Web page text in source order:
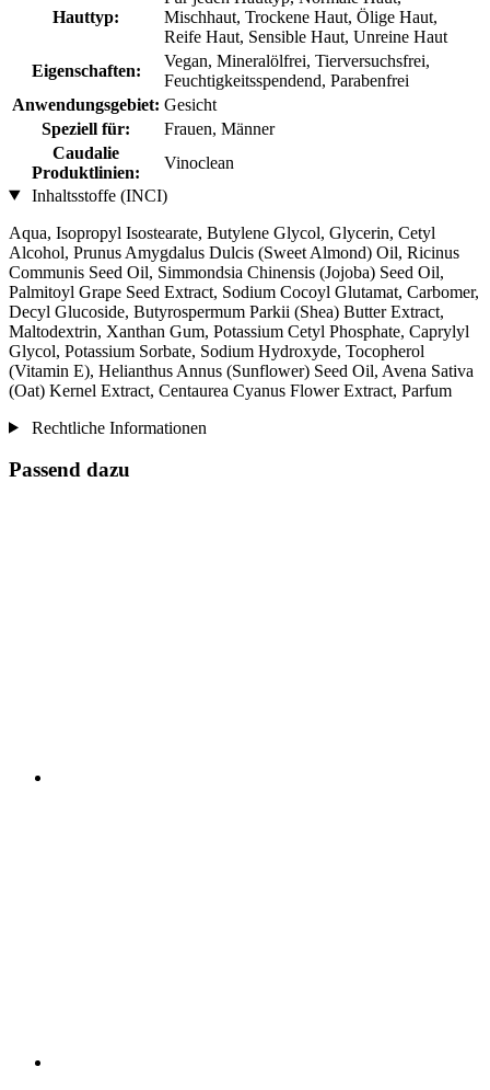
Hauttyp:
Mischhaut, Trockene Haut, Ölige Haut,
Reife Haut, Sensible Haut, Unreine Haut
Eigenschaften:
Vegan, Mineralölfrei, Tierversuchsfrei,
Feuchtigkeitsspendend, Parabenfrei
Anwendungsgebiet: Gesicht
Speziell für:
Frauen, Männer
Caudalie
Produktlinien:
Vinoclean
Inhaltsstoffe (INCI)
Aqua, Isopropyl Isostearate, Butylene Glycol, Glycerin, Cetyl
Alcohol, Prunus Amygdalus Dulcis (Sweet Almond) Oil, Ricinus
Communis Seed Oil, Simmondsia Chinensis (Jojoba) Seed Oil,
Palmitoyl Grape Seed Extract, Sodium Cocoyl Glutamat, Carbomer,
Decyl Glucoside, Butyrospermum Parkii (Shea) Butter Extract,
Maltodextrin, Xanthan Gum, Potassium Cetyl Phosphate, Caprylyl
Glycol, Potassium Sorbate, Sodium Hydroxyde, Tocopherol
(Vitamin E), Helianthus Annus (Sunflower) Seed Oil, Avena Sativa
(Oat) Kernel Extract, Centaurea Cyanus Flower Extract, Parfum
Rechtliche Informationen
Passend dazu